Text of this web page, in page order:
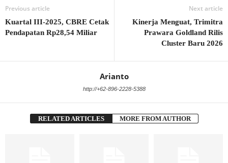
Previous article
Kuartal III-2025, CBRE Cetak
Pendapatan Rp28,54 Miliar
Next article
Kinerja Menguat, Trimitra
Prawara Goldland Rilis
Cluster Baru 2026
Arianto
http://+62-896-2228-5388
RELATED ARTICLES MORE FROM AUTHOR